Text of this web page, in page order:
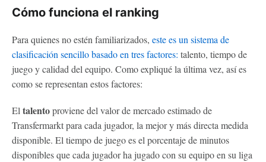
Cómo funciona el ranking
Para quienes no estén familiarizados, este es un sistema de
clasificación sencillo basado en tres factores: talento, tiempo de
juego y calidad del equipo. Como expliqué la última vez, así es
como se representan estos factores:
Eltalentoproviene del valor de mercado estimado de
Transfermarkt para cada jugador, la mejor y más directa medida
disponible. El tiempo de juego es el porcentaje de minutos
disponibles que cada jugador ha jugado con su equipo en su liga